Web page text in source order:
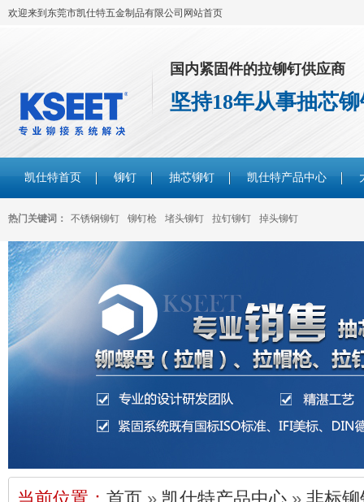
欢迎来到东莞市凯仕特五金制品有限公司网站首页
国内紧固件的拉铆钉供应商
坚持18年从事抽芯
凯仕特首页 铆钉 抽芯铆钉 凯仕特产品中心
热门关键词： 不锈钢铆钉 铆钉枪 堵头铆钉 拉钉铆钉 掉头铆钉